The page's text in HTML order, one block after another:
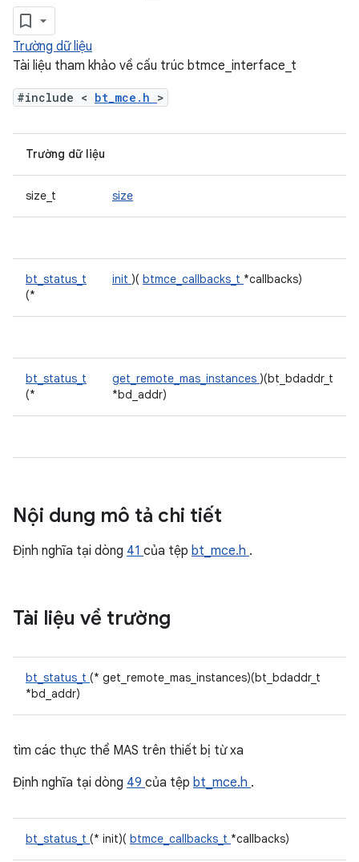
Trường dữ liệu
Tài liệu tham khảo về cấu trúc btmce_interface_t
#include < bt_mce.h >
Trường dữ liệu
size_t size
bt_status_t
(*
init )( btmce_callbacks_t *callbacks)
bt_status_t
(*
get_remote_mas_instances )(bt_bdaddr_t
*bd_addr)
Nội dung mô tả chi tiết
Định nghĩa tại dòng 41 của tệp bt_mce.h .
Tài liệu về trường
bt_status_t (* get_remote_mas_instances)(bt_bdaddr_t
*bd_addr)
tìm các thực thể MAS trên thiết bị từ xa
Định nghĩa tại dòng 49 của tệp bt_mce.h .
bt_status_t (* init)( btmce_callbacks_t *callbacks)